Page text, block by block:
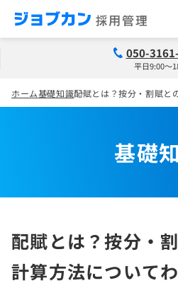
050-
平日9:00～
ホーム基礎知識配賦とは？按分・割賦と
基礎
配賦とは？按分・
計算方法について